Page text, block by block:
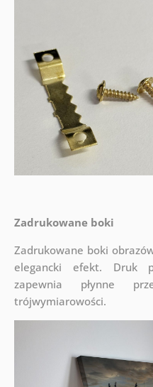
Zadrukowane boki
Zadrukowane boki
elegancki efekt. Druk
zapewnia płynne
trójwymiarowości.